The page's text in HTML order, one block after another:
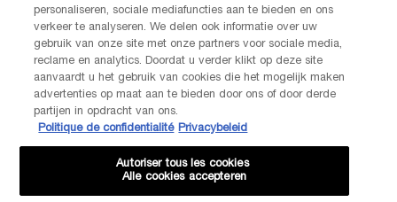
personaliseren, sociale mediafuncties aan te bieden en ons
verkeer te analyseren. We delen ook informatie over uw
gebruik van onze site met onze partners voor sociale media,
reclame en analytics. Doordat u verder klikt op deze site
aanvaardt u het gebruik van cookies die het mogelijk maken
advertenties op maat aan te bieden door ons of door derde
partijen in opdracht van ons.
Politique de confidentialité Privacybeleid
Autoriser tous les cookies
Alle cookies accepteren